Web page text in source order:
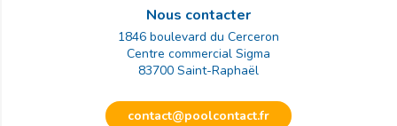
Nous contacter
1846 boulevard du Cerceron
Centre commercial Sigma
83700 Saint-Raphaël
contact@poolcontact.fr